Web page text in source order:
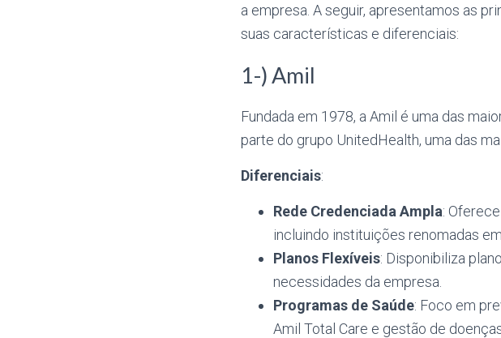
a empresa. A seguir, apresentamos as
suas características e diferenciais:
1-) Amil
Fundada em 1978, a Amil é uma das
parte do grupo UnitedHealth, uma das
Diferenciais:
Rede Credenciada Ampla:
incluindo instituições renomadas
Planos Flexíveis: Disponibiliza
necessidades da empresa.
Programas de Saúde: Foco em
Amil Total Care e gestão de